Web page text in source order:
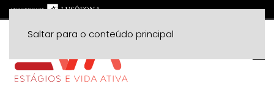
Saltar para o conteúdo principal